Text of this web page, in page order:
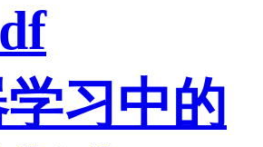
习中的